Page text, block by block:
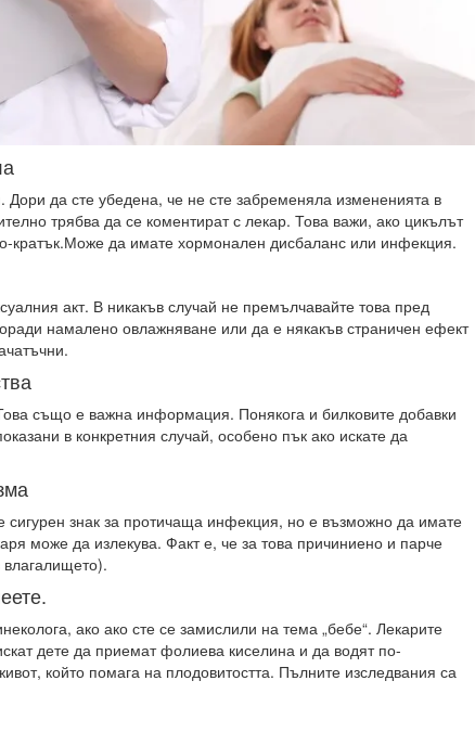
Дори да сте убедена, че не сте забременяла измененията в
трябва да се коментират с лекар. Това важи, ако цикълът
кратък.Може да имате хормонален дисбаланс или инфекция.
акт. В никакъв случай не премълчавайте това пред
намалено овлажняване или да е някакъв страничен ефект
също е важна информация. Понякога и билковите добавки
в конкретния случай, особено пък ако искате да
сигурен знак за протичаща инфекция, но е възможно да имате
може да излекува. Факт е, че за това причиниено и парче
ако ако сте се замислили на тема „бебе“. Лекарите
дете да приемат фолиева киселина и да водят по-
който помага на плодовитостта. Пълните изследвания са